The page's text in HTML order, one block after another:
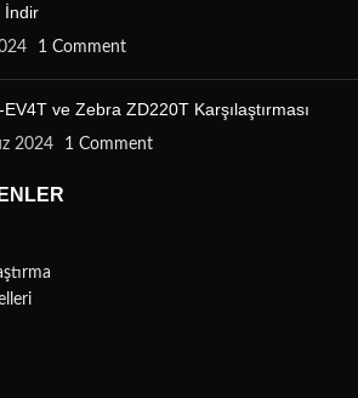
İndir
1 Comment
ve Zebra ZD220T Karşılaştırması
2024 1 Comment